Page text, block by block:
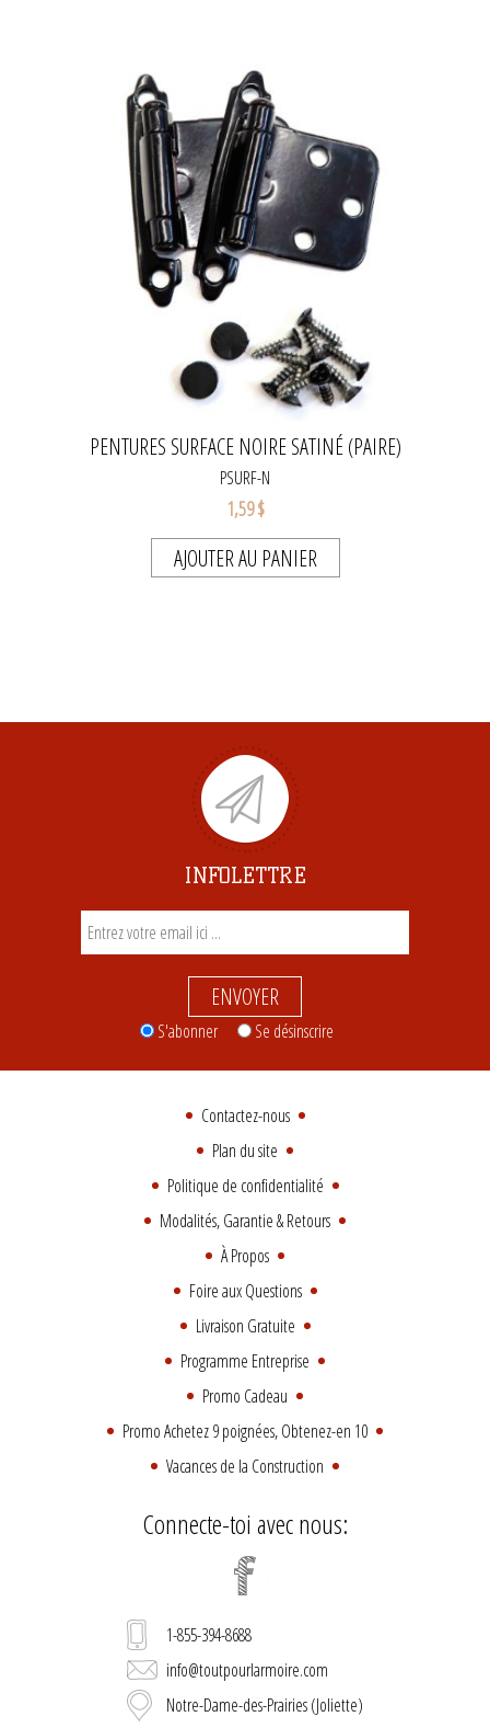
PENTURES SURFACE NOIRE SATINÉ (PAIRE)
PSURF-N
1,59 $
AJOUTER AU PANIER
INFOLETTRE
ENVOYER
S'abonner Se désinscrire
Contactez-nous
Plan du site
Politique de confidentialité
Modalités, Garantie & Retours
À Propos
Foire aux Questions
Livraison Gratuite
Programme Entreprise
Promo Cadeau
Promo Achetez 9 poignées, Obtenez-en 10
Vacances de la Construction
Connecte-toi avec nous:
1-855-394-8688
info@toutpourlarmoire.com
Notre-Dame-des-Prairies (Joliette)